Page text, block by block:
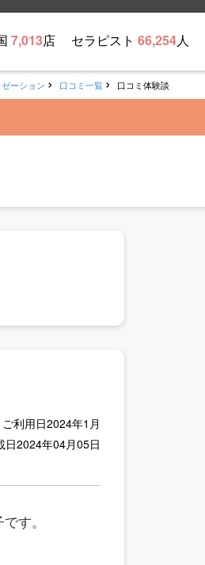
7,013店 セラピスト 66,254人
ーション 口コミ一覧 口コミ体験談
ご利用日2024年1月
日2024年04月05日
す。